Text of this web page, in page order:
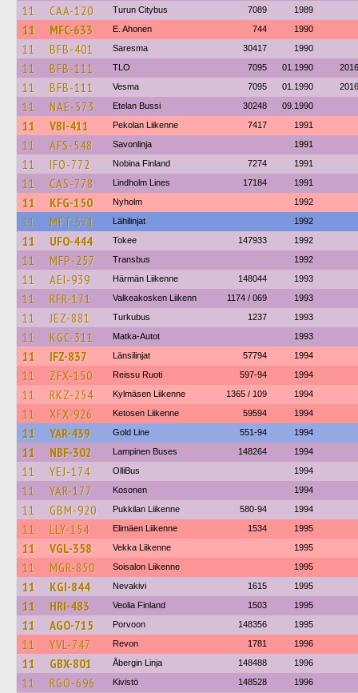
11 CAA-120 Turun Citybus 7089 1989
11 MFC-633 E. Ahonen 744 1990
11 BFB-401 Saresma 30417 1990
11 BFB-111 TLO 7095 01.1990 2016
11 BFB-111 Vesma 7095 01.1990 2016
11 NAE-573 Etelan Bussi 30248 09.1990
11 VBI-411 Pekolan Liikenne 7417 1991
11 AFS-548 Savonlinja 1991
11 IFO-772 Nobina Finland 7274 1991
11 CAS-778 Lindholm Lines 17184 1991
11 KFG-150 Nyholm 1992
11 MFT-571 Lähilinjat 1992
11 UFO-444 Tokee 147933 1992
11 MFP-257 Transbus 1992
11 AEI-939 Härmän Liikenne 148044 1993
11 RFR-171 Valkeakosken Liikenn 1174 / 069 1993
11 JEZ-881 Turkubus 1237 1993
11 KGC-311 Matka-Autot 1993
11 IFZ-837 Länsilinjat 57794 1994
11 ZFX-150 Reissu Ruoti 597-94 1994
11 RKZ-254 Kylmäsen Liikenne 1365 / 109 1994
11 XFX-926 Ketosen Liikenne 59594 1994
11 YAR-439 Gold Line 551-94 1994
11 NBF-302 Lampinen Buses 148264 1994
11 YEJ-174 OlliBus 1994
11 YAR-177 Kosonen 1994
11 GBM-920 Pukkilan Liikenne 580-94 1994
11 LLY-154 Elimäen Liikenne 1534 1995
11 VGL-358 Vekka Liikenne 1995
11 MGR-850 Soisalon Liikenne 1995
11 KGI-844 Nevakivi 1615 1995
11 HRI-483 Veolia Finland 1503 1995
11 AGO-715 Porvoon 148356 1995
11 YVL-747 Revon 1781 1996
11 GBX-801 Åbergin Linja 148488 1996
11 RGO-696 Kivistö 148528 1996